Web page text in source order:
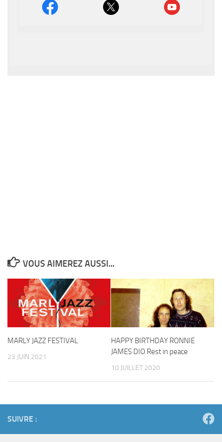
VOUS AIMEREZ AUSSI...
MARLY JAZZ FESTIVAL
23 JUIN 2021
HAPPY BIRTHDAY RONNIE
JAMES DIO Rest in peace
10 JUILLET 2020
SUIVRE :